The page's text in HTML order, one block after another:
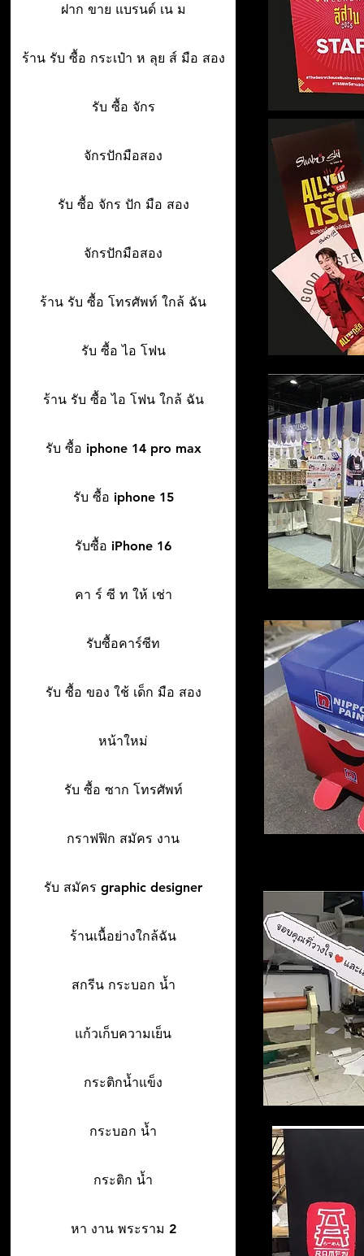
ฝาก ขาย แบรนด์ เน ม
ร้าน รับ ซื้อ กระเป๋า ห ลุย ส์ มือ สอง
รับ ซื้อ จักร
จักรปักมือสอง
รับ ซื้อ จักร ปัก มือ สอง
จักรปักมือสอง
ร้าน รับ ซื้อ โทรศัพท์ ใกล้ ฉัน
รับ ซื้อ ไอ โฟน
ร้าน รับ ซื้อ ไอ โฟน ใกล้ ฉัน
รับ ซื้อ iphone 14 pro max
รับ ซื้อ iphone 15
รับซื้อ iPhone 16
คา ร์ ซี ท ให้ เช่า
รับซื้อคาร์ซีท
รับ ซื้อ ของ ใช้ เด็ก มือ สอง
หน้าใหม่
รับ ซื้อ ซาก โทรศัพท์
กราฟฟิก สมัคร งาน
รับ สมัคร graphic designer
ร้านเนื้อย่างใกล้ฉัน
สกรีน กระบอก น้ำ
แก้วเก็บความเย็น
กระติกน้ำแข็ง
กระบอก น้ำ
กระติก น้ำ
หา งาน พระราม 2